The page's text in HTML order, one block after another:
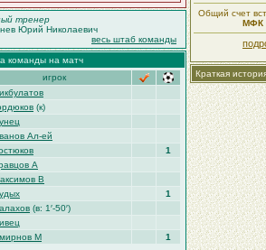
тренер
Юрий Николаевич
весь штаб команды
команды на матч
игрок
(к)
Ал-ей
1
А
В
1
(в: 1′-50′)
М 1
Общий счет
МФК
Краткая